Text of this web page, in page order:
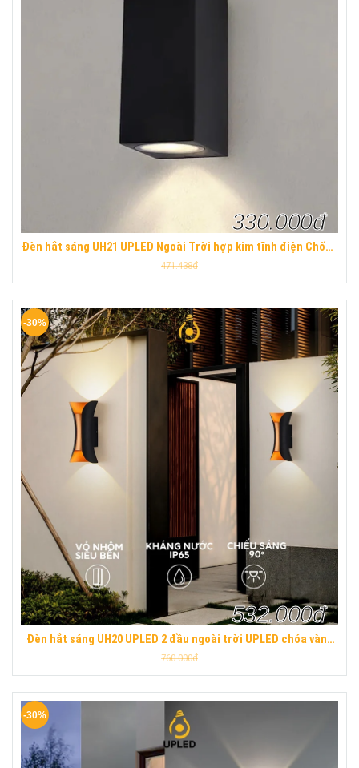
Đèn hắt sáng UH21 UPLED Ngoài Trời hợp kim tĩnh điện Chống
Nước hiện đại
330.000đ
471.438đ
Đèn hắt sáng UH20 UPLED 2 đầu ngoài trời UPLED chóa vàng
hợp kim nhôm sơn tĩnh điện chống nước
532.000đ
760.000đ
-30%
-30%